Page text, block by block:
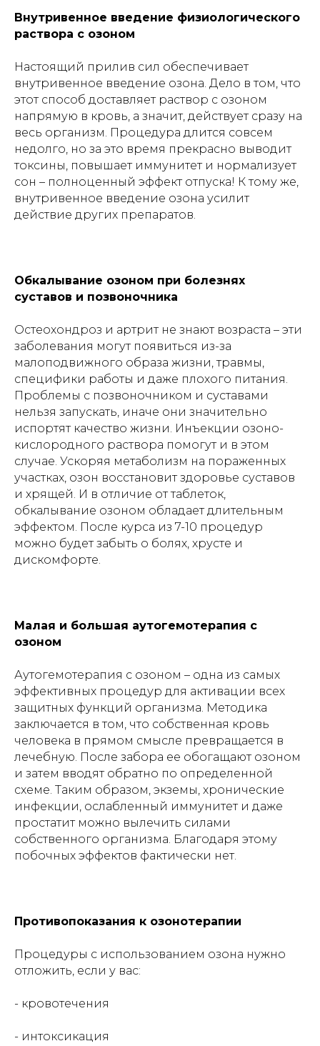
Внутривенное введение физиологического
раствора с озоном
Настоящий прилив сил обеспечивает
внутривенное введение озона. Дело в том, что
этот способ доставляет раствор с озоном
напрямую в кровь, а значит, действует сразу на
весь организм. Процедура длится совсем
недолго, но за это время прекрасно выводит
токсины, повышает иммунитет и нормализует
сон – полноценный эффект отпуска! К тому же,
внутривенное введение озона усилит
действие других препаратов.
Обкалывание озоном при болезнях
суставов и позвоночника
Остеохондроз и артрит не знают возраста – эти
заболевания могут появиться из-за
малоподвижного образа жизни, травмы,
специфики работы и даже плохого питания.
Проблемы с позвоночником и суставами
нельзя запускать, иначе они значительно
испортят качество жизни. Инъекции озоно-
кислородного раствора помогут и в этом
случае. Ускоряя метаболизм на пораженных
участках, озон восстановит здоровье суставов
и хрящей. И в отличие от таблеток,
обкалывание озоном обладает длительным
эффектом. После курса из 7-10 процедур
можно будет забыть о болях, хрусте и
дискомфорте.
Малая и большая аутогемотерапия с
озоном
Аутогемотерапия с озоном – одна из самых
эффективных процедур для активации всех
защитных функций организма. Методика
заключается в том, что собственная кровь
человека в прямом смысле превращается в
лечебную. После забора ее обогащают озоном
и затем вводят обратно по определенной
схеме. Таким образом, экземы, хронические
инфекции, ослабленный иммунитет и даже
простатит можно вылечить силами
собственного организма. Благодаря этому
побочных эффектов фактически нет.
Противопоказания к озонотерапии
Процедуры с использованием озона нужно
отложить, если у вас:
- кровотечения
- интоксикация